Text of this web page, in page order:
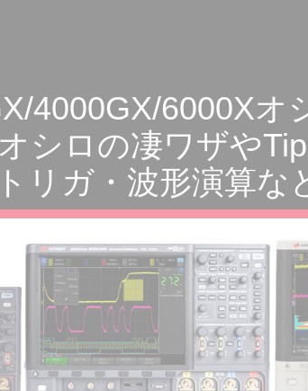
4000GX/6000Xオ
シロの凄ワザや
リガ・波形演算な